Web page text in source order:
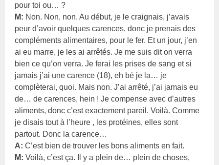
pour toi ou… ?
M: Non. Non, non. Au début, je le craignais, j’avais
peur d’avoir quelques carences, donc je prenais des
compléments alimentaires, pour le fer. Et un jour, j’en
ai eu marre, je les ai arrêtés. Je me suis dit on verra
bien ce qu’on verra. Je ferai les prises de sang et si
jamais j’ai une carence (18), eh bé je la… je
complèterai, quoi. Mais non. J’ai arrêté, j’ai jamais eu
de… de carences, hein ! Je compense avec d’autres
aliments, donc c’est exactement pareil. Voilà. Comme
je disais tout à l’heure , les protéines, elles sont
partout. Donc la carence…
A: C’est bien de trouver les bons aliments en fait.
M: Voilà, c’est ça. Il y a plein de… plein de choses,